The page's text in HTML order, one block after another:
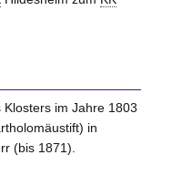
im Jahre 1803
in
(bis 1871).